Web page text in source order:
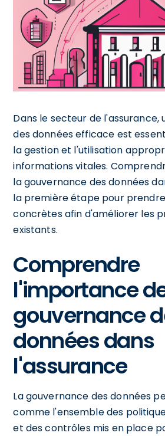
Dans le secteur de l'assurance,
des données efficace est
la gestion et l'utilisation
informations vitales.
la gouvernance des données
la première étape pour
concrètes afin d'améliorer les
existants.
Comprendre
l'importance
gouvernance
données dans
l'assurance
La gouvernance des données
comme l'ensemble des
et des contrôles mis en place